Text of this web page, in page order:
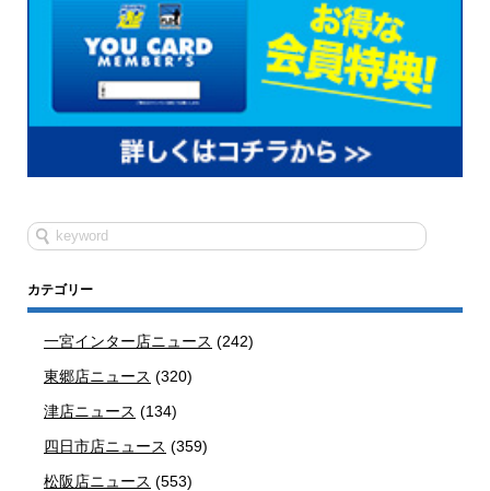
カテゴリー
一宮インター店ニュース (242)
東郷店ニュース (320)
津店ニュース (134)
四日市店ニュース (359)
松阪店ニュース (553)